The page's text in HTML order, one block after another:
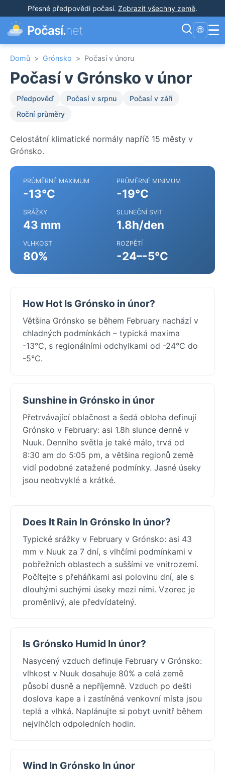
Přesné předpovědi počasí. Zobrazit všechny země.
Počasí.net 🌐 ☰
Domů > Grónsko > Počasí v únoru
Počasí v Grónsko v únor
Předpověď Počasí v srpnu
Počasí v září
Roční průměry
Celostátní klimatické normály napříč 15 městy v
Grónsko.
PRŮMĚRNÉ MAXIMUM
-13°C
PRŮMĚRNÉ MINIMUM
-19°C
SRÁŽKY
43 mm
SLUNEČNÍ SVIT
1.8h/den
VLHKOST
80%
ROZPĚTÍ
-24–-5°C
How Hot Is Grónsko in únor?
Většina Grónsko se během February nachází v
chladných podmínkách – typická maxima
-13°C, s regionálními odchylkami od -24°C do
-5°C.
Sunshine in Grónsko in únor
Přetrvávající oblačnost a šedá obloha definují
Grónsko v February: asi 1.8h slunce denně v
Nuuk. Denního světla je také málo, trvá od
8:30 am do 5:05 pm, a většina regionů země
vidí podobné zatažené podmínky. Jasné úseky
jsou neobvyklé a krátké.
Does It Rain In Grónsko In únor?
Typické srážky v February v Grónsko: asi 43
mm v Nuuk za 7 dní, s vlhčími podmínkami v
pobřežních oblastech a suššími ve vnitrozemí.
Počítejte s přeháňkami asi polovinu dní, ale s
dlouhými suchými úseky mezi nimi. Vzorec je
proměnlivý, ale předvídatelný.
Is Grónsko Humid In únor?
Nasycený vzduch definuje February v Grónsko:
vlhkost v Nuuk dosahuje 80% a celá země
působí dusně a nepříjemně. Vzduch po dešti
doslova kape a i zastíněná venkovní místa jsou
teplá a vlhká. Naplánujte si pobyt uvnitř během
nejvlhčích odpoledních hodin.
Wind In Grónsko In únor